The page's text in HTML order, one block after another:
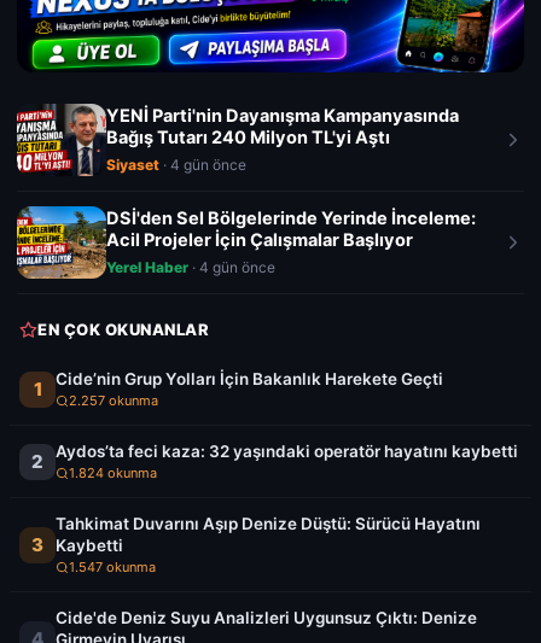
YENİ Parti'nin Dayanışma Kampanyasında
Bağış Tutarı 240 Milyon TL'yi Aştı
Siyaset · 4 gün önce
DSİ'den Sel Bölgelerinde Yerinde İnceleme:
Acil Projeler İçin Çalışmalar Başlıyor
Yerel Haber · 4 gün önce
EN ÇOK OKUNANLAR
1 Cide’nin Grup Yolları İçin Bakanlık Harekete Geçti
2.257 okunma
2 Aydos’ta feci kaza: 32 yaşındaki operatör hayatını kaybetti
1.824 okunma
3
Tahkimat Duvarını Aşıp Denize Düştü: Sürücü Hayatını
Kaybetti
1.547 okunma
Cide'de Deniz Suyu Analizleri Uygunsuz Çıktı: Denize